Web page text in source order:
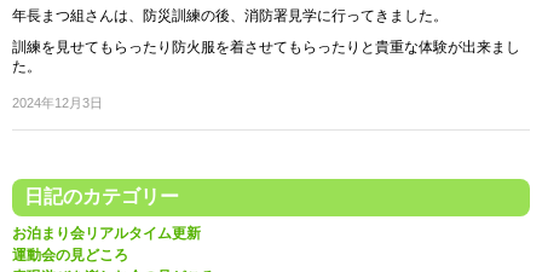
年長まつ組さんは、防災訓練の後、消防署見学に行ってきました。
訓練を見せてもらったり防火服を着させてもらったりと貴重な体験が出来まし
た。
2024年12月3日
日記のカテゴリー
お泊まり会リアルタイム更新
運動会の見どころ